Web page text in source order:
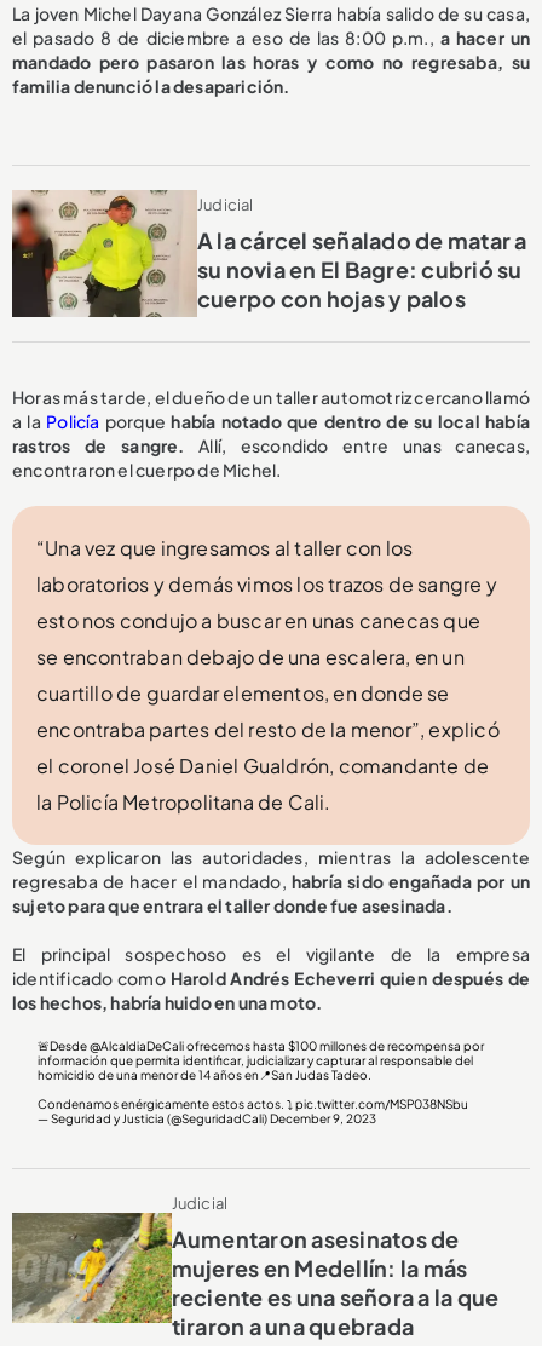
La joven Michel Dayana González Sierra había salido de su casa,
el pasado 8 de diciembre a eso de las 8:00 p.m., a hacer un
mandado pero pasaron las horas y como no regresaba, su
familia denunció la desaparición.
Judicial
A la cárcel señalado de matar a
su novia en El Bagre: cubrió su
cuerpo con hojas y palos
Horas más tarde, el dueño de un taller automotriz cercano llamó
a la Policía porque había notado que dentro de su local había
rastros de sangre. Allí, escondido entre unas canecas,
encontraron el cuerpo de Michel.
“Una vez que ingresamos al taller con los
laboratorios y demás vimos los trazos de sangre y
esto nos condujo a buscar en unas canecas que
se encontraban debajo de una escalera, en un
cuartillo de guardar elementos, en donde se
encontraba partes del resto de la menor”, explicó
el coronel José Daniel Gualdrón, comandante de
la Policía Metropolitana de Cali.
Según explicaron las autoridades, mientras la adolescente
regresaba de hacer el mandado, habría sido engañada por un
sujeto para que entrara el taller donde fue asesinada.
El principal sospechoso es el vigilante de la empresa
identificado comoHarold Andrés Echeverri quien después de
los hechos, habría huido en una moto.
🚨Desde@AlcaldiaDeCaliofrecemos hasta $100 millones de recompensa por
información que permita identificar, judicializar y capturar al responsable del
homicidio de una menor de 14 años en📍San Judas Tadeo.
Condenamos enérgicamente estos actos. ⤵️pic.twitter.com/MSP038NSbu
— Seguridad y Justicia (@SeguridadCali) December 9, 2023
Judicial
Aumentaron asesinatos de
mujeres en Medellín: la más
reciente es una señora a la que
tiraron a una quebrada